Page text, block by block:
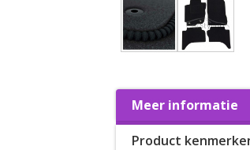
Meer informatie
Product